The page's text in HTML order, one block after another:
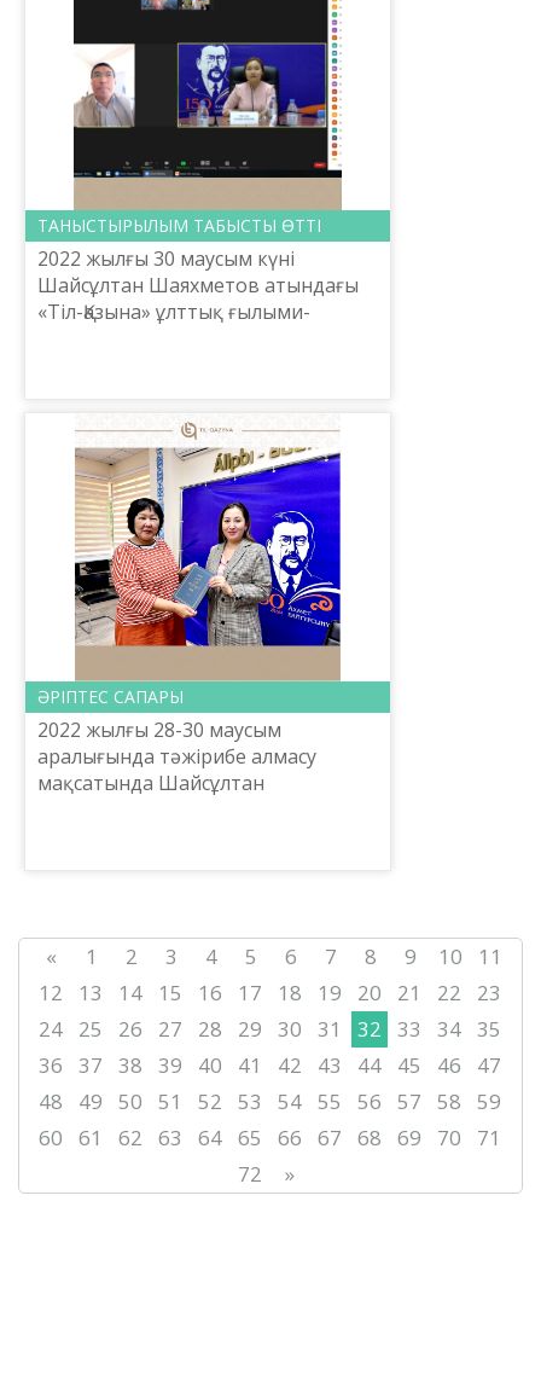
ТАНЫСТЫРЫЛЫМ ТАБЫСТЫ ӨТТІ
2022 жылғы 30 маусым күні
Шайсұлтан Шаяхметов атындағы
«Тіл-Қазына» ұлттық ғылыми-
ғалым Мөлдір Бақытқызы ...
ӘРІПТЕС САПАРЫ
2022 жылғы 28-30 маусым
аралығында тәжірибе алмасу
мақсатында Шайсұлтан
« 1 2 3 4 5 6 7 8 9 10
11
12
13 14 15 16 17 18 19 20 21 22
23
24
25 26 27 28 29 30 31 32 33 34 35
36
37 38 39 40 41 42 43 44 45 46
47
48
49 50 51 52 53 54 55 56 57 58
59
60
61 62 63 64 65 66 67 68 69 70
71
72
»